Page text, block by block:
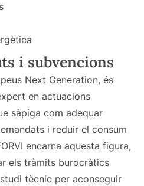
i subvencions
Next Generation, és
en actuacions
sàpiga com adequar
i reduir el consum
encarna aquesta figura,
els tràmits burocràtics
tècnic per aconseguir